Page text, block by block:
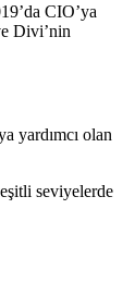
CIO’ya
Divi’nin
yardımcı olan
seviyelerde